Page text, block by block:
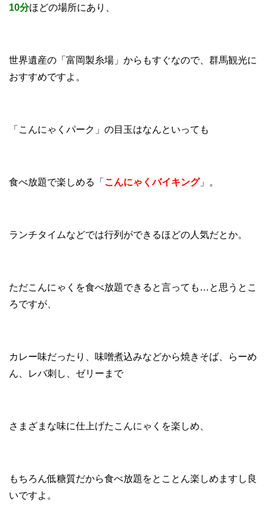
10分ほどの場所にあり、
世界遺産の「富岡製糸場」からもすぐなので、群馬観光に
おすすめですよ。
「こんにゃくパーク」の目玉はなんといっても
食べ放題で楽しめる「 こんにゃくバイキング」。
ランチタイムなどでは行列ができるほどの人気だとか。
ただこんにゃくを食べ放題できると言っても…と思うとこ
ろですが、
カレー味だったり、味噌煮込みなどから焼きそば、らーめ
ん、レバ刺し、ゼリーまで
さまざまな味に仕上げたこんにゃくを楽しめ、
もちろん低糖質だから食べ放題をとことん楽しめますし良
いですよ。